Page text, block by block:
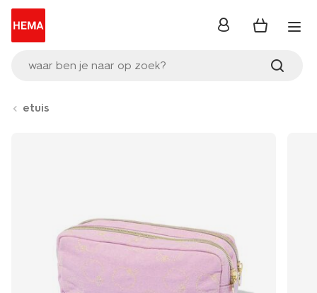
waar ben je naar op zoek?
inloggen
etuis